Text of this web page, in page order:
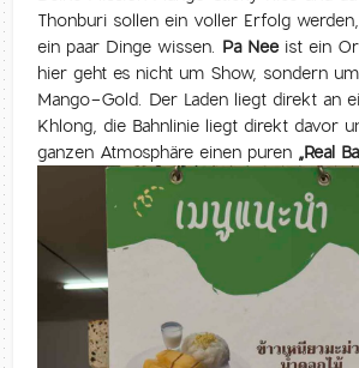
Thonburi sollen ein voller Erfolg
ein paar Dinge wissen. Pa Neeist ein
hier geht es nicht um Show, sondern
Mango-Gold. Der Laden liegt direkt an
Khlong, die Bahnlinie liegt direkt davor
ganzen Atmosphäre einen puren „Real